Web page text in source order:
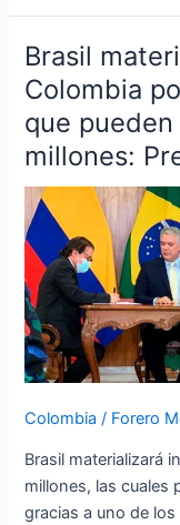
Brasil
Colombia
que
millones:
Colombia / Forero
Brasil materializará
millones, las cuales
gracias a uno de
Brasil
materializará
inversiones
en
Colombia
por
USD
1.400
millones,
que
pueden
superar
los
2.400
millones:
Presidente
Duque